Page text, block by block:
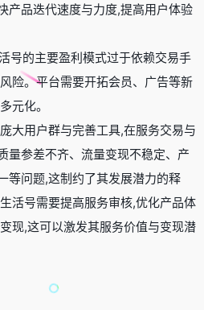
产品迭代速度与力度,提高用户体验
号的主要盈利模式过于依赖交易手
险。平台需要开拓会员、广告等新
元化。
大用户群与完善工具,在服务交易与
量参差不齐、流量变现不稳定、产
等问题,这制约了其发展潜力的释
活号需要提高服务审核,优化产品体
现,这可以激发其服务价值与变现潜